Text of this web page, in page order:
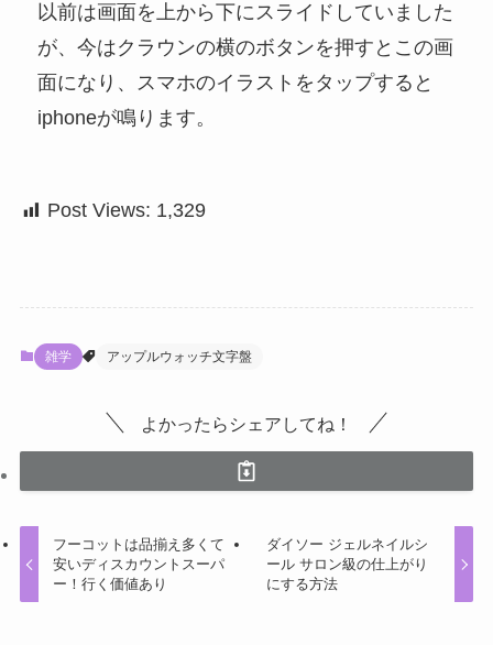
以前は画面を上から下にスライドしていました
が、今はクラウンの横のボタンを押すとこの画
面になり、スマホのイラストをタップすると
iphoneが鳴ります。
Post Views: 1,329
雑学 アップルウォッチ文字盤
よかったらシェアしてね！
フーコットは品揃え多くて
安いディスカウントスーパ
ー！行く価値あり
ダイソー ジェルネイルシ
ール サロン級の仕上がり
にする方法